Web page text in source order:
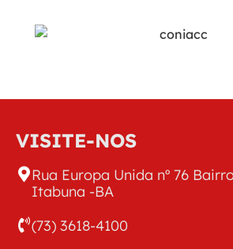
VISITE-NOS
Rua Europa Unida nº 76
Itabuna -BA
(73) 3618-4100